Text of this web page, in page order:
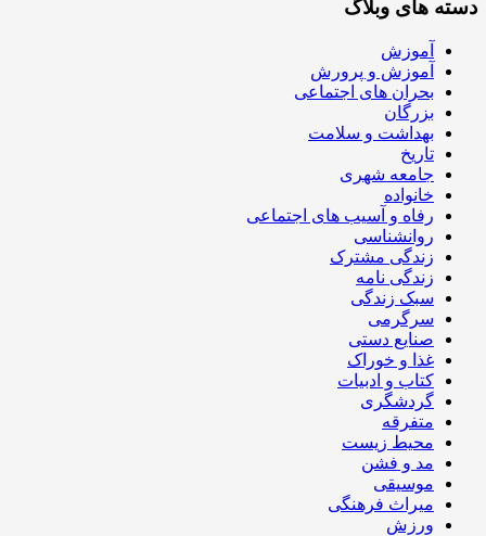
دسته های وبلاگ
آموزش
آموزش و پرورش
بحران های اجتماعی
بزرگان
بهداشت و سلامت
تاریخ
جامعه شهری
خانواده
رفاه و آسیب های اجتماعی
روانشناسی
زندگی مشترک
زندگی نامه
سبک زندگی
سرگرمی
صنایع دستی
غذا و خوراک
کتاب و ادبیات
گردشگری
متفرقه
محیط زیست
مد و فشن
موسیقی
میراث فرهنگی
ورزش